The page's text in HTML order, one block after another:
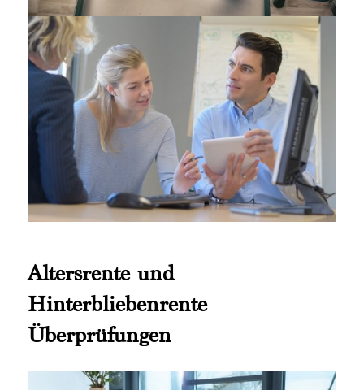
Altersrente und
Hinterbliebenrente
Überprüfungen